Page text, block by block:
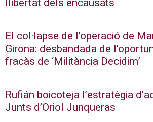
El col·lapse de l’operació de
Girona: desbandada de
fracàs de ‘Militància Decidim’
Rufián boicoteja l’estratègia
Junts d’Oriol Junqueras